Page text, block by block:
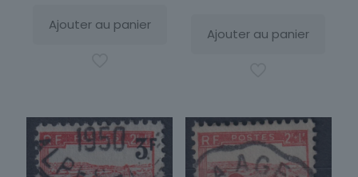
Ajouter au panier
Ajouter au panier